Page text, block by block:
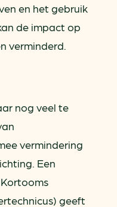
en het gebruik
de impact op
verminderd.
nog veel te
vermindering
Een
geeft